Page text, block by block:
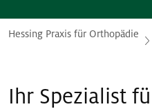
Hessing Praxis für Orthopädie
Ihr Spezialist